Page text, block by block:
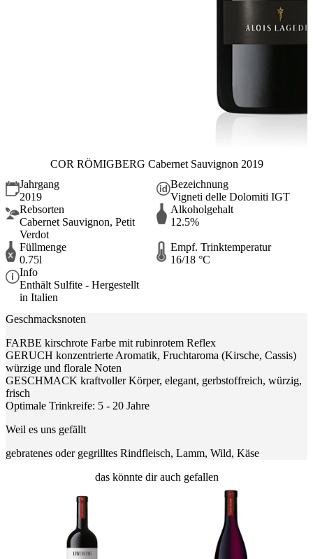
COR RÖMIGBERG Cabernet Sauvignon 2019
Jahrgang
2019
Bezeichnung
Vigneti delle Dolomiti IGT
Rebsorten
Cabernet Sauvignon, Petit
Verdot
Alkoholgehalt
12.5%
Füllmenge
0.75l
Empf. Trinktemperatur
16/18 °C
Info
Enthält Sulfite - Hergestellt
in Italien
Geschmacksnoten
FARBE kirschrote Farbe mit rubinrotem Reflex
GERUCH konzentrierte Aromatik, Fruchtaroma (Kirsche, Cassis)
würzige und florale Noten
GESCHMACK kraftvoller Körper, elegant, gerbstoffreich, würzig,
frisch
Optimale Trinkreife: 5 - 20 Jahre
Weil es uns gefällt
gebratenes oder gegrilltes Rindfleisch, Lamm, Wild, Käse
das könnte dir auch gefallen